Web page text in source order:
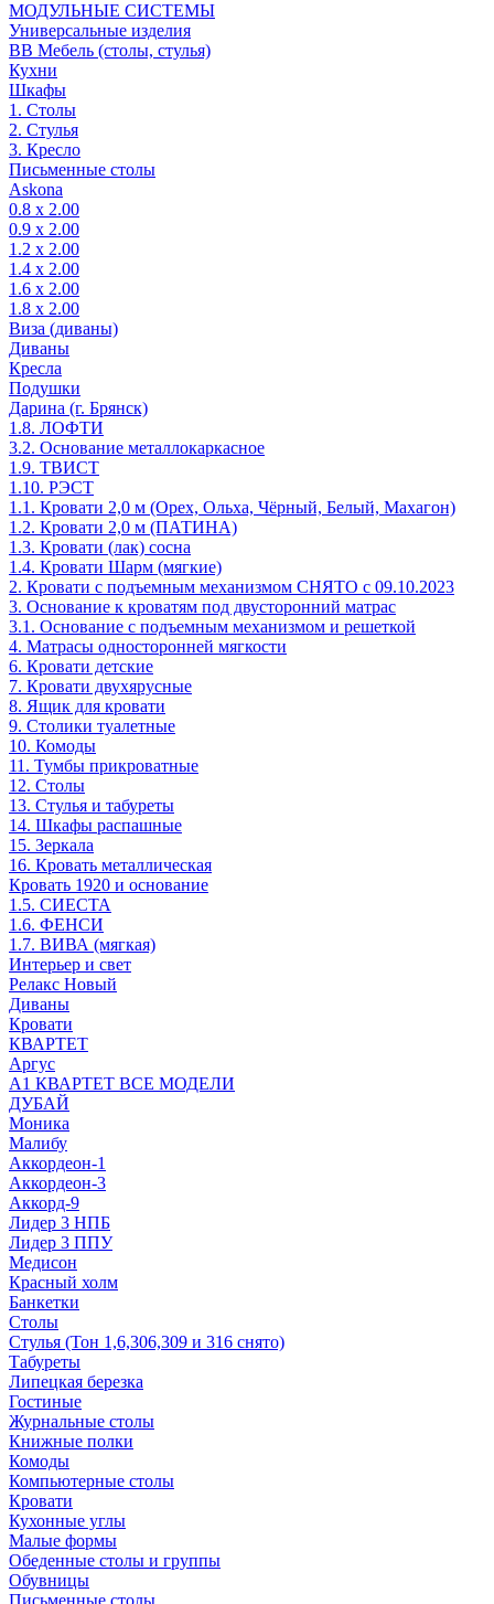
МОДУЛЬНЫЕ СИСТЕМЫ
Универсальные изделия
ВВ Мебель (столы, стулья)
Кухни
Шкафы
1. Столы
2. Стулья
3. Кресло
Письменные столы
Askona
0.8 х 2.00
0.9 х 2.00
1.2 х 2.00
1.4 х 2.00
1.6 х 2.00
1.8 х 2.00
Виза (диваны)
Диваны
Кресла
Подушки
Дарина (г. Брянск)
1.8. ЛОФТИ
3.2. Основание металлокаркасное
1.9. ТВИСТ
1.10. РЭСТ
1.1. Кровати 2,0 м (Орех, Ольха, Чёрный, Белый, Махагон)
1.2. Кровати 2,0 м (ПАТИНА)
1.3. Кровати (лак) сосна
1.4. Кровати Шарм (мягкие)
2. Кровати с подъемным механизмом СНЯТО с 09.10.2023
3. Основание к кроватям под двусторонний матрас
3.1. Основание с подъемным механизмом и решеткой
4. Матрасы односторонней мягкости
6. Кровати детские
7. Кровати двухярусные
8. Ящик для кровати
9. Столики туалетные
10. Комоды
11. Тумбы прикроватные
12. Столы
13. Стулья и табуреты
14. Шкафы распашные
15. Зеркала
16. Кровать металлическая
Кровать 1920 и основание
1.5. СИЕСТА
1.6. ФЕНСИ
1.7. ВИВА (мягкая)
Интерьер и свет
Релакс Новый
Диваны
Кровати
КВАРТЕТ
Аргус
А1 КВАРТЕТ ВСЕ МОДЕЛИ
ДУБАЙ
Моника
Малибу
Аккордеон-1
Аккордеон-3
Аккорд-9
Лидер 3 НПБ
Лидер 3 ППУ
Медисон
Красный холм
Банкетки
Столы
Стулья (Тон 1,6,306,309 и 316 снято)
Табуреты
Липецкая березка
Гостиные
Журнальные столы
Книжные полки
Комоды
Компьютерные столы
Кровати
Кухонные углы
Малые формы
Обеденные столы и группы
Обувницы
Письменные столы